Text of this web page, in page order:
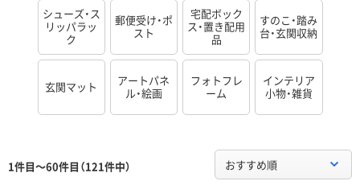
シューズ・ス
リッパラッ
ク
郵便受け・ポ
スト
宅配ボック
ス・置き配用
品
すのこ・踏み
台・玄関収納
玄関マット
アートパネ
ル・絵画
フォトフレ
ーム
インテリア
小物・雑貨
1件目～60件目（121件中） おすすめ順